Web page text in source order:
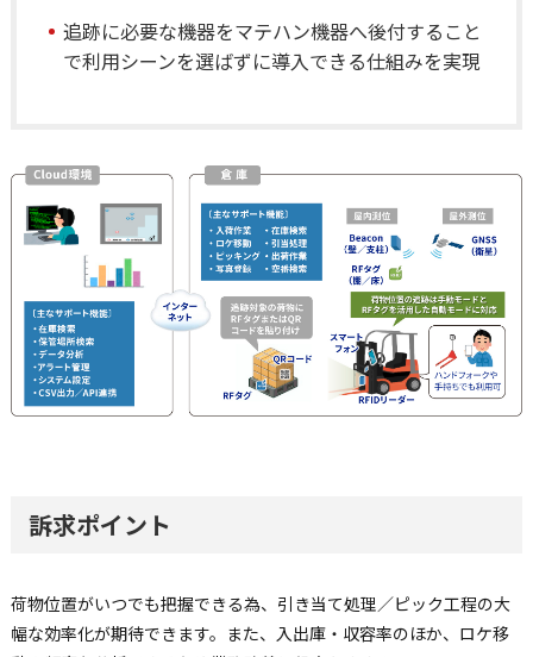
追跡に必要な機器をマテハン機器へ後付すること
で利用シーンを選ばずに導入できる仕組みを実現
訴求ポイント
荷物位置がいつでも把握できる為、引き当て処理／ピック工程の大
幅な効率化が期待できます。また、入出庫・収容率のほか、ロケ移